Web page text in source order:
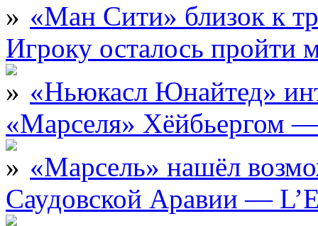
«Ман Сити» близок к
Игроку осталось
«Ньюкасл Юнайтед»
«Марселя» Хёйбьергом
«Марсель» нашёл
Саудовской Аравии —